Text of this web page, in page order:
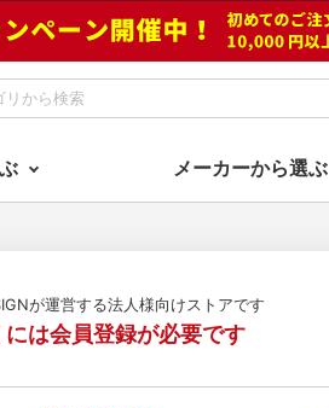
メーカーから選ぶ
が運営する法人様向けストアです
には会員登録が必要です